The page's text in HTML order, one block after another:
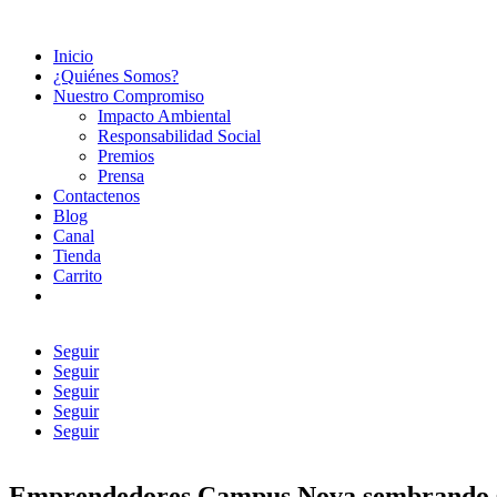
Inicio
¿Quiénes Somos?
Nuestro Compromiso
Impacto Ambiental
Responsabilidad Social
Premios
Prensa
Contactenos
Blog
Canal
Tienda
Carrito
Seguir
Seguir
Seguir
Seguir
Seguir